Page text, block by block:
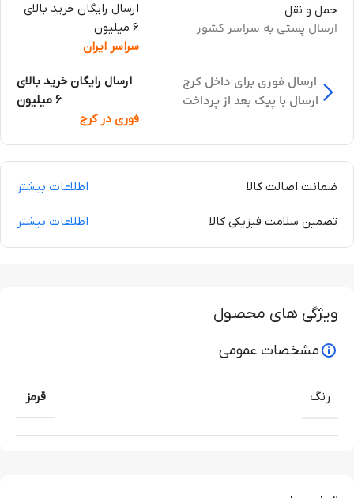
حمل و نقل
ارسال پستی به سراسر کشور
ارسال رایگان خرید بالای
6 میلیون
سراسر ایران
ارسال فوری برای داخل کرج
ارسال با پیک بعد از پرداخت
ارسال رایگان خرید بالای
6 میلیون
فوری در کرج
ضمانت اصالت کالا اطلاعات بیشتر
تضمین سلامت فیزیکی کالا اطلاعات بیشتر
ویژگی های محصول
مشخصات عمومی
رنگ قرمز